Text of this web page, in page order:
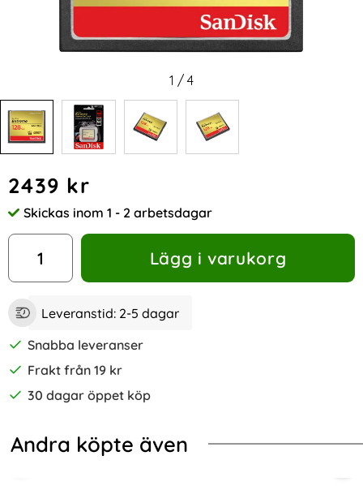
1 / 4
pris
2439 kr
Tillgänglighet:
Skickas inom 1 - 2 arbetsdagar
antal
Lägg i varukorg
Leveranstid: 2-5 dagar
Snabba leveranser
Frakt från 19 kr
30 dagar öppet köp
Andra köpte även